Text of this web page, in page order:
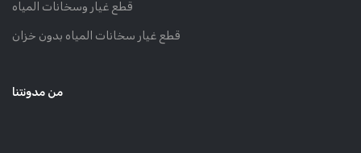
قطع غيار وسخانات المياه
قطع غيار سخانات المياه بدون خزان
من مدونتنا